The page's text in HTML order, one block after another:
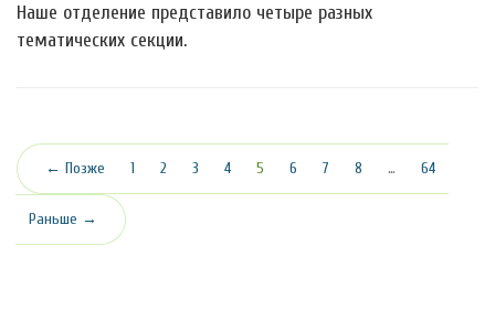
Наше отделение представило четыре разных
тематических секции.
← Позже 1 2 3 4 5 (текущая)
6 7 8 … 64
Раньше →